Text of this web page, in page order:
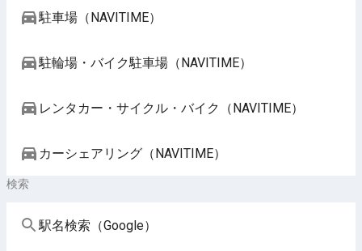
駐車場（NAVITIME）
駐輪場・バイク駐車場（NAVITIME）
レンタカー・サイクル・バイク（NAVITIME）
カーシェアリング（NAVITIME）
検索
駅名検索（Google）